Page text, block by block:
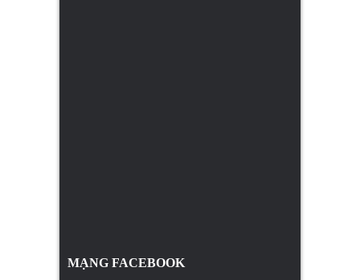
MẠNG FACEBOOK